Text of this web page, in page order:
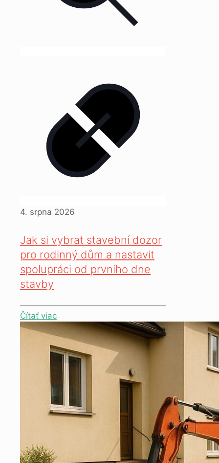
4. srpna 2026
Jak si vybrat stavební dozor
pro rodinný dům a nastavit
spolupráci od prvního dne
stavby
Čítať viac